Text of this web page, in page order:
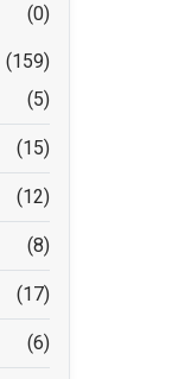
(0)
(159)
(5)
(15)
(12)
(8)
(17)
(6)